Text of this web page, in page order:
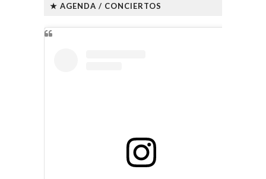
★ AGENDA / CONCIERTOS